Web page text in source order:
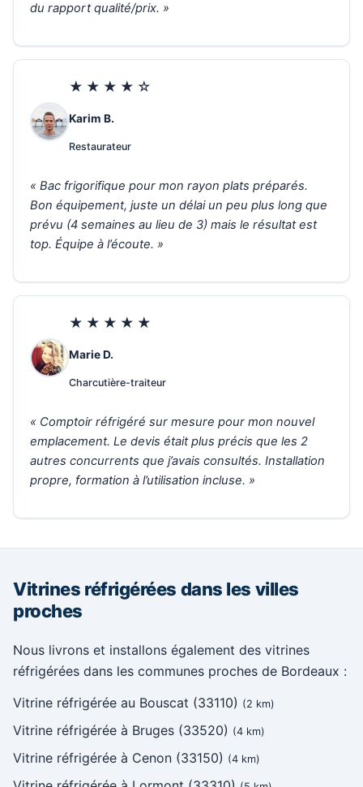
du rapport qualité/prix. »
★★★★☆
Karim B.
Restaurateur
« Bac frigorifique pour mon rayon plats préparés.
Bon équipement, juste un délai un peu plus long que
prévu (4 semaines au lieu de 3) mais le résultat est
top. Équipe à l’écoute. »
★★★★★
Marie D.
Charcutière-traiteur
« Comptoir réfrigéré sur mesure pour mon nouvel
emplacement. Le devis était plus précis que les 2
autres concurrents que j’avais consultés. Installation
propre, formation à l’utilisation incluse. »
Vitrines réfrigérées dans les villes
proches
Nous livrons et installons également des vitrines
réfrigérées dans les communes proches de Bordeaux :
Vitrine réfrigérée au Bouscat (33110) (2 km)
Vitrine réfrigérée à Bruges (33520) (4 km)
Vitrine réfrigérée à Cenon (33150) (4 km)